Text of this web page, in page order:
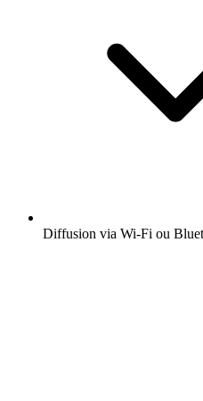
Diffusion via Wi-Fi ou